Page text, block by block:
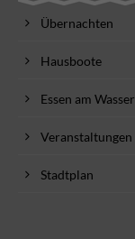
Übernachten
Hausboote
Essen am Wasser
Veranstaltungen
Stadtplan